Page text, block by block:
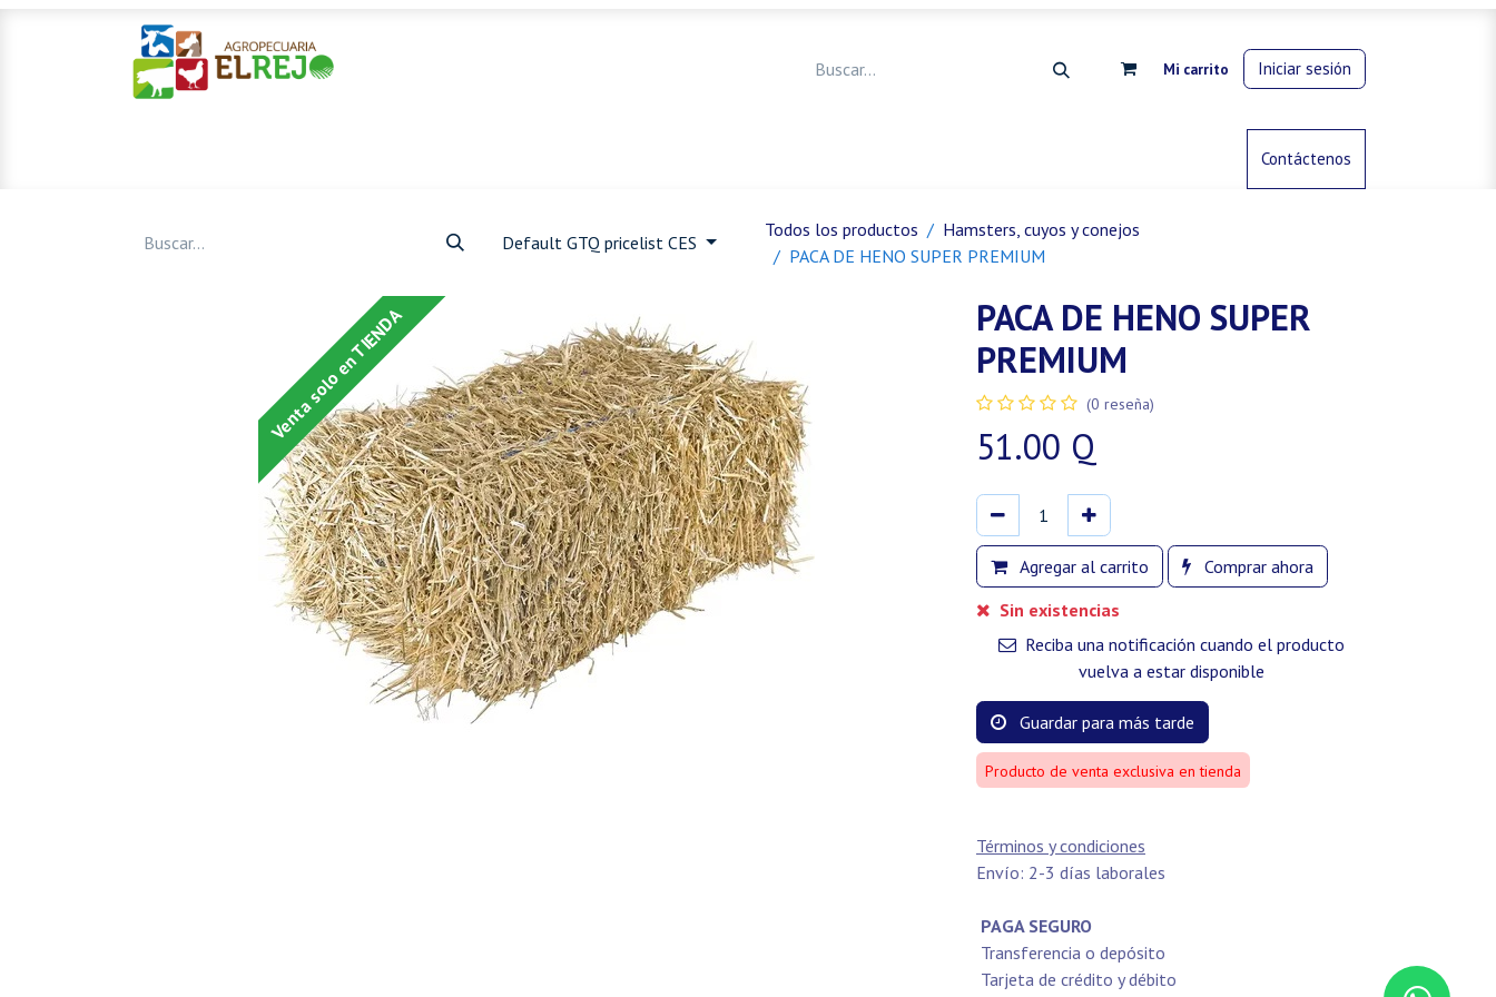
Mi carrito Iniciar sesión
Control de animalesContáctenos
Default GTQ pricelist CES
Todos los productos
Hamsters, cuyos y conejos
PACA DE HENO SUPER PREMIUM
Venta solo en TIENDA
PACA DE HENO SUPER
PREMIUM
(0 reseña)
51.00 Q
Agregar al carrito
Comprar ahora
Sin existencias
Reciba una notificación cuando el producto
vuelva a estar disponible
Guardar para más tarde
Producto de venta exclusiva en tienda
Términos y condiciones
Envío: 2-3 días laborales
PAGA SEGURO
Transferencia o depósito
Tarjeta de crédito y débito